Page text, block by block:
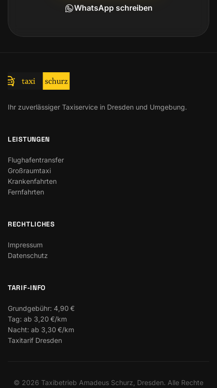
WhatsApp schreiben
Ihr zuverlässiger Taxiservice in Dresden und Umgebung.
LEISTUNGEN
Flughafentransfer
Großraumtaxi
Krankenfahrten
Fernfahrten
RECHTLICHES
Impressum
Datenschutz
TARIF-INFO
Grundgebühr: 4,90 €
Tag: ab 3,20 €/km
Nacht: ab 3,30 €/km
Taxitarif Dresden
© 2026 Taxibetrieb Amadeus Schurz, Dresden. Alle Rechte